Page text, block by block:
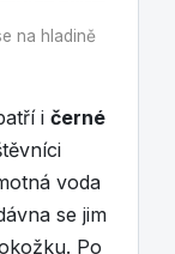
na hladině
i černé
voda
se jim
Po